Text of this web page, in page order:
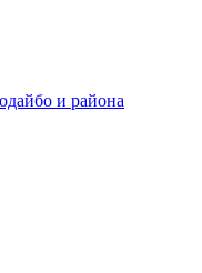
и района